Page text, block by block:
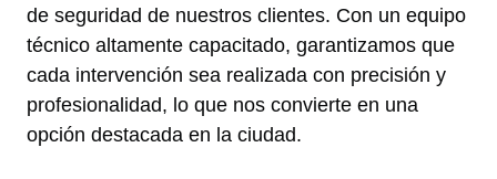
de seguridad de nuestros clientes. Con un equipo
técnico altamente capacitado, garantizamos que
cada intervención sea realizada con precisión y
profesionalidad, lo que nos convierte en una
opción destacada en la ciudad.